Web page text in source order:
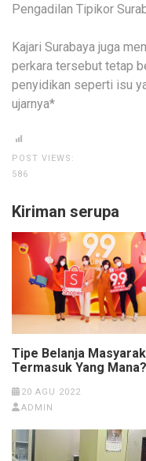
Pengadilan Tipikor
Kajari Surabaya juga
perkara tersebut tetap
penyidikan seperti isu
ujarnya*
POST VIEWS:
586
Kiriman serupa
Tipe Belanja
Termasuk Yang Mana?
20 AGU 2022
ADMIN